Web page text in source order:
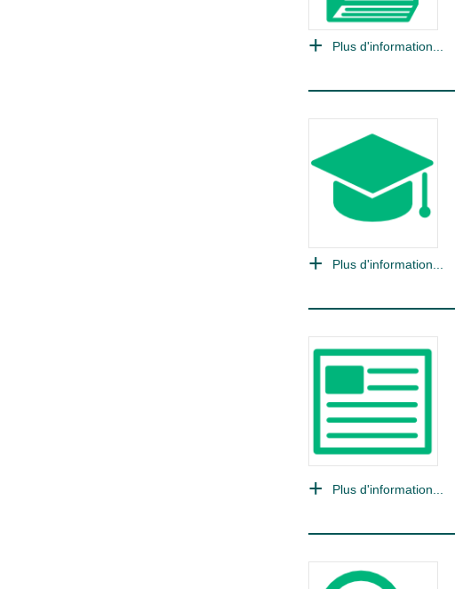
Plus d'information...
Plus d'information...
Plus d'information...